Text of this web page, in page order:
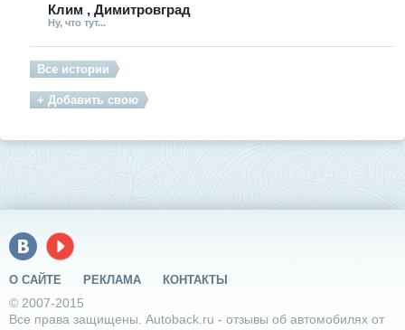
Клим , Димитровград
Ну, что тут...
Все истории
+ Добавить свою
О САЙТЕ РЕКЛАМА КОНТАКТЫ
© 2007-2015
Все права защищены. Autoback.ru - отзывы об автомобилях от